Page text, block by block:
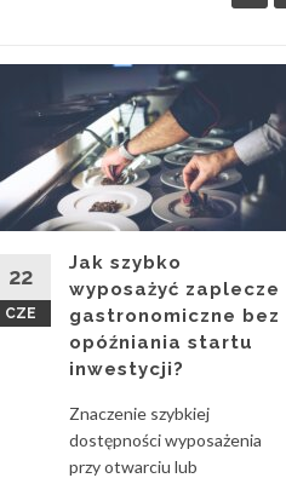
22
CZE
Jak szybko
wyposażyć zaplecze
gastronomiczne bez
opóźniania startu
inwestycji?
Znaczenie szybkiej
dostępności wyposażenia
przy otwarciu lub